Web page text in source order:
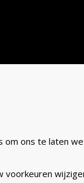
ons te laten